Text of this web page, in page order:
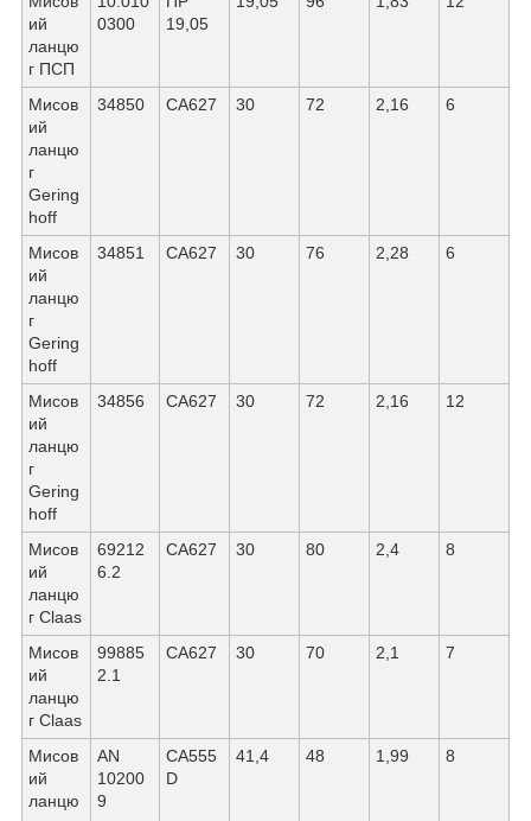
ий
ланцю
г ПСП
0300
19,05
Мисов
ий
ланцю
г
Gering
hoff
34850 СА627 30 72 2,16 6
Мисов
ий
ланцю
г
Gering
hoff
34851 СА627 30 76 2,28 6
Мисов
ий
ланцю
г
Gering
hoff
34856 СА627 30 72 2,16 12
Мисов
ий
ланцю
г Claas
69212
6.2
СА627 30 80 2,4 8
Мисов
ий
ланцю
г Claas
99885
2.1
СА627 30 70 2,1 7
Мисов
ий
ланцю
AN
10200
9
СА555
D
41,4 48 1,99 8